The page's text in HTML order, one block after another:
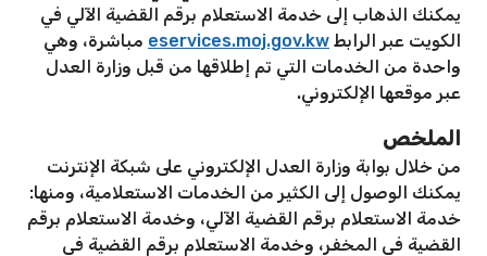
يمكنك الذهاب إلى خدمة الاستعلام برقم القضية الآلي في
الكويت عبر الرابط eservices.moj.gov.kw مباشرة، وهي
واحدة من الخدمات التي تم إطلاقها من قبل وزارة العدل
عبر موقعها الإلكتروني.
الملخص
من خلال بوابة وزارة العدل الإلكتروني على شبكة الإنترنت
يمكنك الوصول إلى الكثير من الخدمات الاستعلامية، ومنها:
خدمة الاستعلام برقم القضية الآلي، وخدمة الاستعلام برقم
القضية في المخفر، وخدمة الاستعلام برقم القضية في